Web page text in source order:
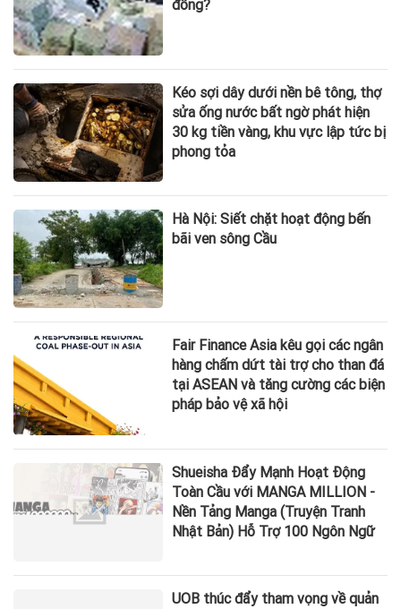
đồng?
Kéo sợi dây dưới nền bê tông, thợ
sửa ống nước bất ngờ phát hiện
30 kg tiền vàng, khu vực lập tức bị
phong tỏa
Hà Nội: Siết chặt hoạt động bến
bãi ven sông Cầu
Fair Finance Asia kêu gọi các ngân
hàng chấm dứt tài trợ cho than đá
tại ASEAN và tăng cường các biện
pháp bảo vệ xã hội
Shueisha Đẩy Mạnh Hoạt Động
Toàn Cầu với MANGA MILLION -
Nền Tảng Manga (Truyện Tranh
Nhật Bản) Hỗ Trợ 100 Ngôn Ngữ
UOB thúc đẩy tham vọng về quản